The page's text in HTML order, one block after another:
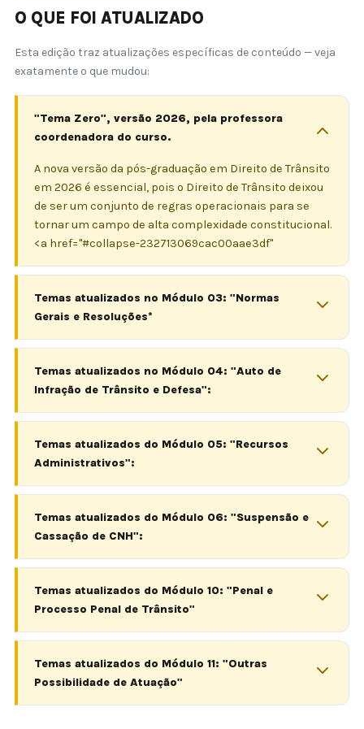
O QUE FOI ATUALIZADO
Esta edição traz atualizações específicas de conteúdo — veja
exatamente o que mudou:
"Tema Zero", versão 2026, pela professora
coordenadora do curso.
A nova versão da pós-graduação em Direito de Trânsito
em 2026 é essencial, pois o Direito de Trânsito deixou
de ser um conjunto de regras operacionais para se
tornar um campo de alta complexidade constitucional.
<a href="#collapse-232713069cac00aae3df"
Temas atualizados no Módulo 03: "Normas
Gerais e Resoluções*
Temas atualizados no Módulo 04: "Auto de
Infração de Trânsito e Defesa":
Temas atualizados do Módulo 05: "Recursos
Administrativos":
Temas atualizados do Módulo 06: "Suspensão e
Cassação de CNH":
Temas atualizados do Módulo 10: "Penal e
Processo Penal de Trânsito"
Temas atualizados do Módulo 11: "Outras
Possibilidade de Atuação"